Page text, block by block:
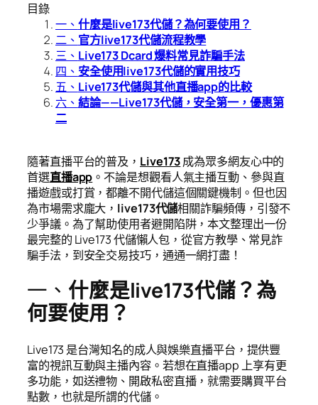
目錄
一、 什麼是live173代儲？為何要使用？
二、 官方live173代儲流程教學
三、 Live173 Dcard 爆料常見詐騙手法
四、 安全使用live173代儲的實用技巧
五、 Live173代儲與其他直播app的比較
六、 結論——Live173代儲，安全第一，優惠第
二
隨著直播平台的普及， Live173成為眾多網友心中的
首選直播app 。不論是想觀看人氣主播互動、參與直
播遊戲或打賞，都離不開代儲這個關鍵機制。但也因
為市場需求龐大， live173代儲相關詐騙頻傳，引發不
少爭議。為了幫助使用者避開陷阱，本文整理出一份
最完整的 Live173 代儲懶人包，從官方教學、常見詐
騙手法，到安全交易技巧，通通一網打盡！
一、 什麼是live173代儲？為
何要使用？
Live173 是台灣知名的成人與娛樂直播平台，提供豐
富的視訊互動與主播內容。若想在直播app 上享有更
多功能，如送禮物、開啟私密直播，就需要購買平台
點數，也就是所謂的代儲。